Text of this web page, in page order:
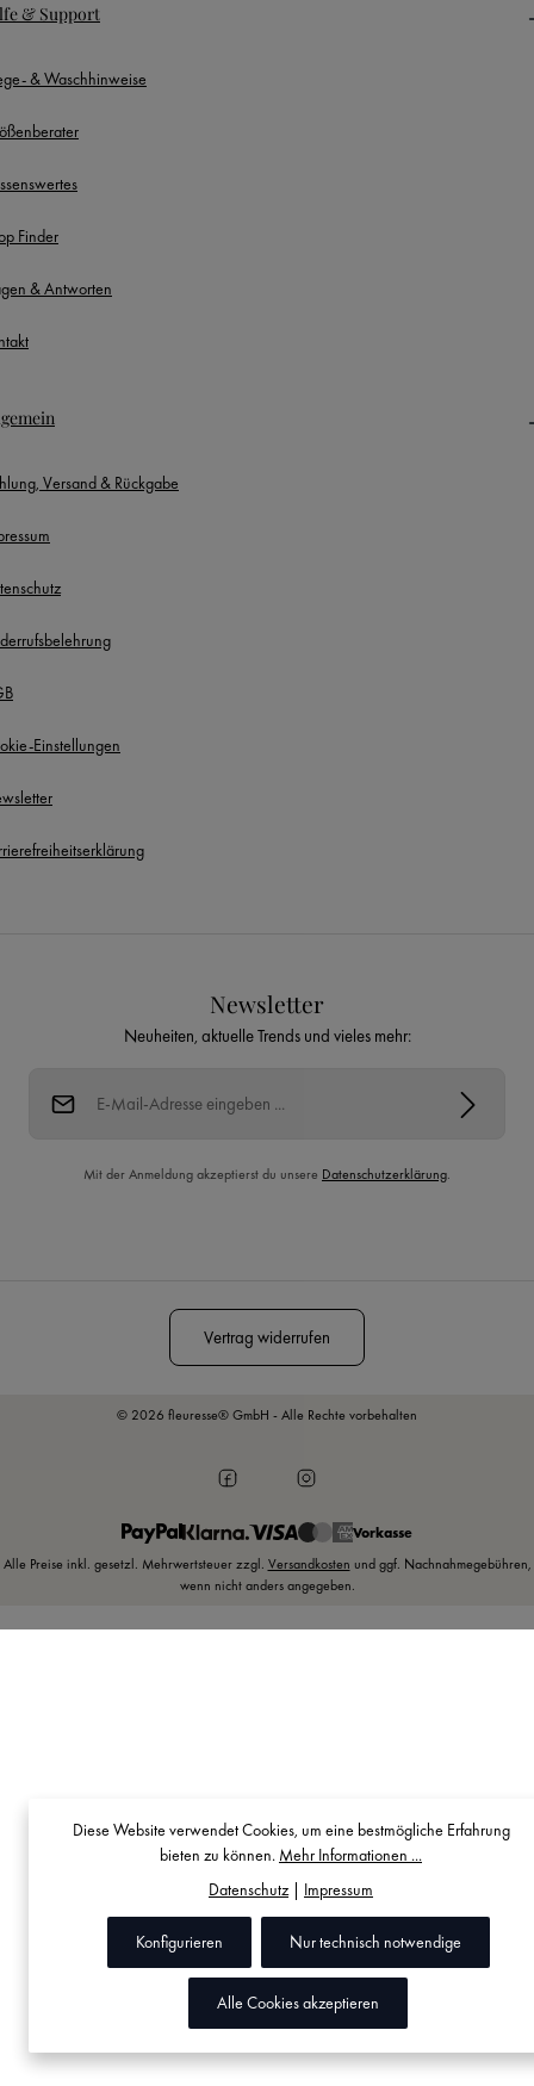
& Support
& Waschhinweise
Finder
& Antworten
Versand & Rückgabe
Einstellungen
Newsletter
Neuheiten, aktuelle Trends und vieles mehr:
Mit der Anmeldung akzeptierst du unsere Datenschutzerklärung.
Vertrag widerrufen
© 2026 fleuresse® GmbH - Alle Rechte vorbehalten
Vorkasse
Alle Preise inkl. gesetzl. Mehrwertsteuer zzgl. Versandkosten und ggf. Nachnahmegebühren,
wenn nicht anders angegeben.
Diese Website verwendet Cookies, um eine bestmögliche Erfahrung
bieten zu können. Mehr Informationen ...
Datenschutz| Impressum
Nur technisch notwendige
Konfigurieren
Alle Cookies akzeptieren